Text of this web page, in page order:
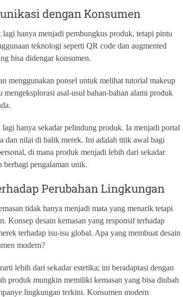
dengan Konsumen
hanya menjadi pembungkus produk, tetapi pintu
teknologi seperti QR code dan augmented
bisa didengar konsumen.
menggunakan ponsel untuk melihat tutorial makeup
asal-usul bahan-bahan alami produk
hanya sekadar pelindung produk. Ia menjadi portal
dan nilai di balik merek. Ini adalah titik awal bagi
di mana produk menjadi lebih dari sekadar
berbagi pengalaman unik.
Perubahan Lingkungan
tidak hanya menjadi mata yang menarik tetapi
Konsep desain kemasan yang responsif terhadap
terhadap isu-isu global. Apa yang membuat desain
modern?
lebih dari sekadar estetika; ini beradaptasi dengan
produk mungkin memiliki kemasan yang bisa diubah
lingkungan terkini. Konsumen modern